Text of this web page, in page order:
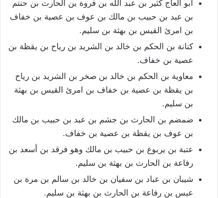
أبو العاج كثير بن عبد الله بن فروة بن الحارث بن حنتم
بن عبد بن حبيب بن مالك بن عوف بن عصية بن خفاف
بن امرئ القيس بن بهثة بن سليم.
كنانة بن الحكم بن خالد بن الشريد بن رياح بن يقظة بن
عصية بن خفاف.
معاوية بن الحكم بن خالد بن صخر بن الشريد بن رياح
بن يقظة بن عصية بن خفاف بن امرئ القيس بن بهثة
بن سليم.
ضمضم بن الحارث بن جشم بن عبد بن حبيب بن مالك
بن عوف بن يقظة بن عصية بن خفاف.
عتبة بن يربوع بن حبيب بن مالك وهو فرقد بن أسعد بن
رفاعة بن الحارث بن بهثة بن سليم.
شيبان بن عباد بن سفيان بن خالد بن سالم بن مرة بن
عبس بن رفاعة بن الحارث بن بهثة بن سليم.